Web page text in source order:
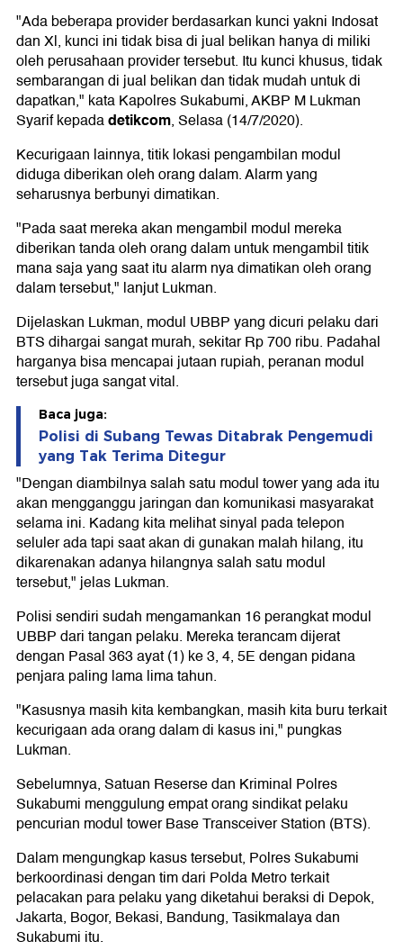
"Ada beberapa provider berdasarkan kunci yakni Indosat
dan Xl, kunci ini tidak bisa di jual belikan hanya di miliki
oleh perusahaan provider tersebut. Itu kunci khusus, tidak
sembarangan di jual belikan dan tidak mudah untuk di
dapatkan," kata Kapolres Sukabumi, AKBP M Lukman
Syarif kepadadetikcom, Selasa (14/7/2020).
Kecurigaan lainnya, titik lokasi pengambilan modul
diduga diberikan oleh orang dalam. Alarm yang
seharusnya berbunyi dimatikan.
"Pada saat mereka akan mengambil modul mereka
diberikan tanda oleh orang dalam untuk mengambil titik
mana saja yang saat itu alarm nya dimatikan oleh orang
dalam tersebut," lanjut Lukman.
Dijelaskan Lukman, modul UBBP yang dicuri pelaku dari
BTS dihargai sangat murah, sekitar Rp 700 ribu. Padahal
harganya bisa mencapai jutaan rupiah, peranan modul
tersebut juga sangat vital.
Baca juga:
Polisi di Subang Tewas Ditabrak Pengemudi
yang Tak Terima Ditegur
"Dengan diambilnya salah satu modul tower yang ada itu
akan mengganggu jaringan dan komunikasi masyarakat
selama ini. Kadang kita melihat sinyal pada telepon
seluler ada tapi saat akan di gunakan malah hilang, itu
dikarenakan adanya hilangnya salah satu modul
tersebut," jelas Lukman.
Polisi sendiri sudah mengamankan 16 perangkat modul
UBBP dari tangan pelaku. Mereka terancam dijerat
dengan Pasal 363 ayat (1) ke 3, 4, 5E dengan pidana
penjara paling lama lima tahun.
"Kasusnya masih kita kembangkan, masih kita buru terkait
kecurigaan ada orang dalam di kasus ini," pungkas
Lukman.
Sebelumnya, Satuan Reserse dan Kriminal Polres
Sukabumi menggulung empat orang sindikat pelaku
pencurian modul tower Base Transceiver Station (BTS).
Dalam mengungkap kasus tersebut, Polres Sukabumi
berkoordinasi dengan tim dari Polda Metro terkait
pelacakan para pelaku yang diketahui beraksi di Depok,
Jakarta, Bogor, Bekasi, Bandung, Tasikmalaya dan
Sukabumi itu.